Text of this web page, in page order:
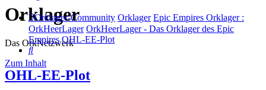
Orklager
Das OrkNetzwerk
Zum Inhalt
Orklager-Community Orklager Epic Empires Orklager :
OrkHeerLager OrkHeerLager - Das Orklager des Epic
Empires OHL-EE-Plot
Suche
OHL-EE-Plot